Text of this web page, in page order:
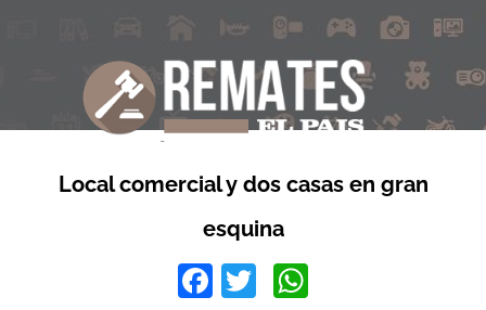
Local comercial y dos casas en gran
esquina
Facebook
Twitter